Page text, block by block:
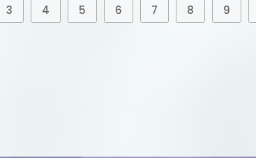
3 4 5 6 7 8 9